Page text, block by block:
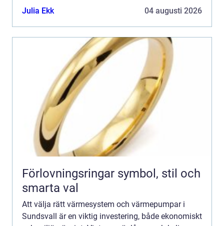
Julia Ekk
04 augusti 2026
Förlovningsringar symbol, stil och
smarta val
Att välja rätt värmesystem och värmepumpar i
Sundsvall är en viktig investering, både ekonomiskt